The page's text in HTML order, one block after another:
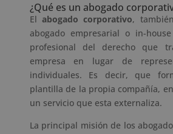
¿Qué es un abogado
El abogado corporativo,
abogado empresarial o in-
profesional del derecho que
empresa en lugar de
individuales. Es decir, que
plantilla de la propia compañía,
un servicio que esta externaliza.
La principal misión de los